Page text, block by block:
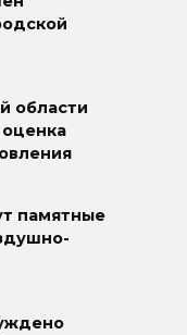
области
памятные